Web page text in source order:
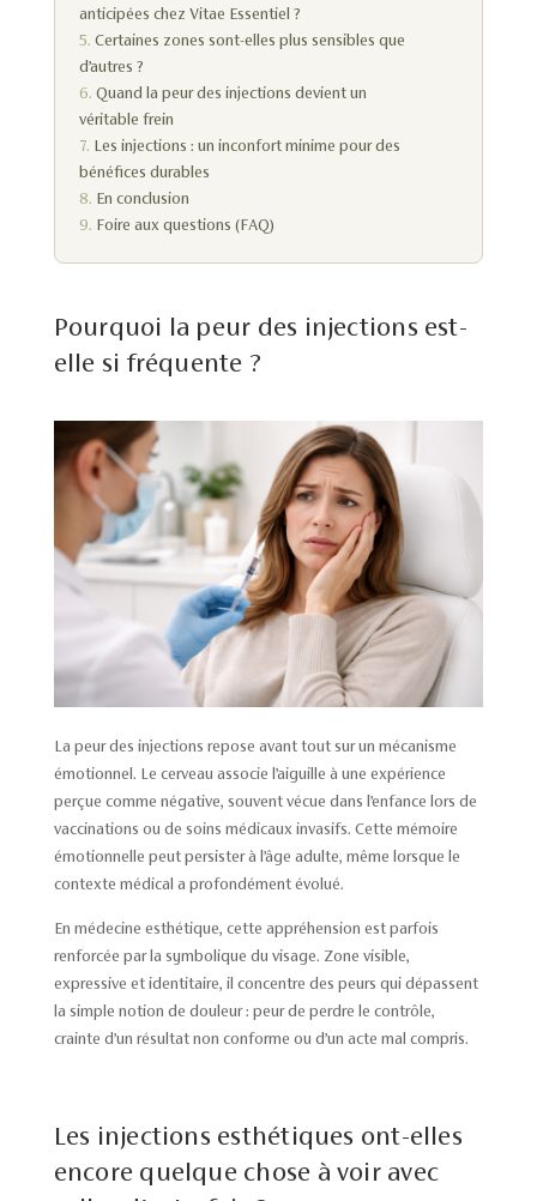
anticipées chez Vitae Essentiel ?
Certaines zones sont-elles plus sensibles que
d’autres ?
Quand la peur des injections devient un
véritable frein
Les injections : un inconfort minime pour des
bénéfices durables
En conclusion
Foire aux questions (FAQ)
Pourquoi la peur des injections est-
elle si fréquente ?
La peur des injections repose avant tout sur un mécanisme
émotionnel. Le cerveau associe l’aiguille à une expérience
perçue comme négative, souvent vécue dans l’enfance lors de
vaccinations ou de soins médicaux invasifs. Cette mémoire
émotionnelle peut persister à l’âge adulte, même lorsque le
contexte médical a profondément évolué.
En médecine esthétique, cette appréhension est parfois
renforcée par la symbolique du visage. Zone visible,
expressive et identitaire, il concentre des peurs qui dépassent
la simple notion de douleur : peur de perdre le contrôle,
crainte d’un résultat non conforme ou d’un acte mal compris.
Les injections esthétiques ont-elles
encore quelque chose à voir avec